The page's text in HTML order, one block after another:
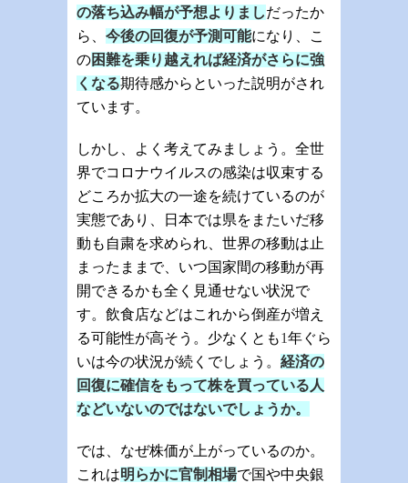
の落ち込み幅が予想よりましだったか
ら、 今後の回復が予測可能になり、こ
の困難を乗り越えれば経済がさらに強
くなる期待感からといった説明がされ
ています。
しかし、よく考えてみましょう。全世
界でコロナウイルスの感染は収束する
どころか拡大の一途を続けているのが
実態であり、日本では県をまたいだ移
動も自粛を求められ、世界の移動は止
まったままで、いつ国家間の移動が再
開できるかも全く見通せない状況で
す。飲食店などはこれから倒産が増え
る可能性が高そう。少なくとも1年ぐら
いは今の状況が続くでしょう。 経済の
回復に確信をもって株を買っている人
などいないのではないでしょうか。
では、なぜ株価が上がっているのか。
これは明らかに官制相場で国や中央銀